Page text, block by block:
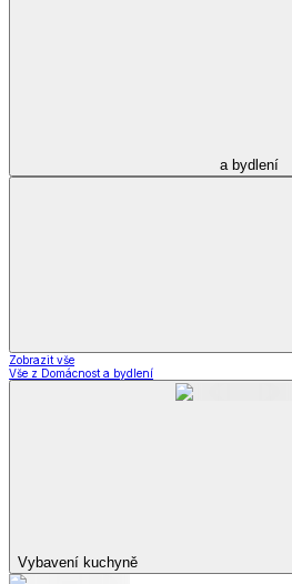
a bydlení
Zobrazit vše
Vše z Domácnost a bydlení
Vybavení kuchyně